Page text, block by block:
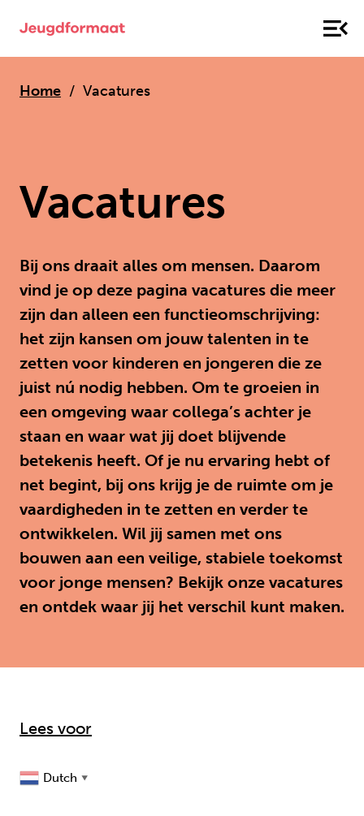
Home Vacatures
Vacatures
Bij ons draait alles om mensen. Daarom
vind je op deze pagina vacatures die meer
zijn dan alleen een functieomschrijving:
het zijn kansen om jouw talenten in te
zetten voor kinderen en jongeren die ze
juist nú nodig hebben. Om te groeien in
een omgeving waar collega’s achter je
staan en waar wat jij doet blijvende
betekenis heeft. Of je nu ervaring hebt of
net begint, bij ons krijg je de ruimte om je
vaardigheden in te zetten en verder te
ontwikkelen. Wil jij samen met ons
bouwen aan een veilige, stabiele toekomst
voor jonge mensen? Bekijk onze vacatures
en ontdek waar jij het verschil kunt maken.
Lees voor
Dutch ▼